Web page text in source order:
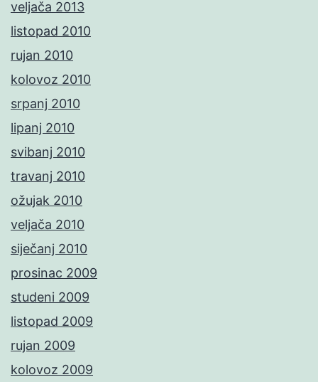
veljača 2013
listopad 2010
rujan 2010
kolovoz 2010
srpanj 2010
lipanj 2010
svibanj 2010
travanj 2010
ožujak 2010
veljača 2010
siječanj 2010
prosinac 2009
studeni 2009
listopad 2009
rujan 2009
kolovoz 2009